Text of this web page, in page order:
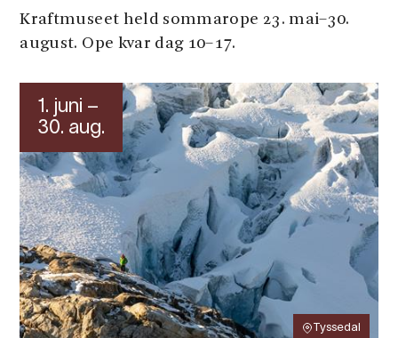
Kraftmuseet held sommarope 23. mai–30.
august. Ope kvar dag 10–17.
1. juni –
30. aug.
Tyssedal